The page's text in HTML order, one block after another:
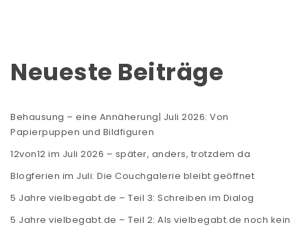
Neueste Beiträge
Behausung – eine Annäherung| Juli 2026: Von
Papierpuppen und Bildfiguren
12von12 im Juli 2026 – später, anders, trotzdem da
Blogferien im Juli: Die Couchgalerie bleibt geöffnet
5 Jahre vielbegabt.de – Teil 3: Schreiben im Dialog
5 Jahre vielbegabt.de – Teil 2: Als vielbegabt.de noch kein